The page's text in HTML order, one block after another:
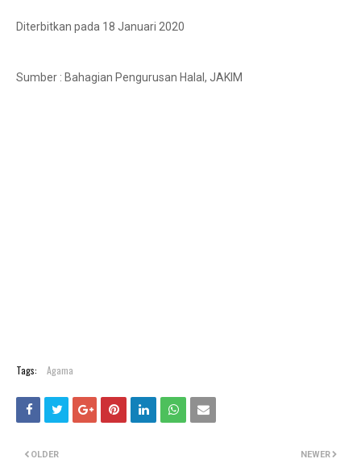
Diterbitkan pada 18 Januari 2020
Sumber : Bahagian Pengurusan Halal, JAKIM
Tags: Agama
NEWER
OLDER